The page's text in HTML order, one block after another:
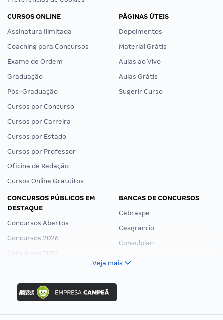
CURSOS ONLINE
Assinatura Ilimitada
Coaching para Concursos
Exame de Ordem
Graduação
Pós-Graduação
Cursos por Concurso
Cursos por Carreira
Cursos por Estado
Cursos por Professor
Oficina de Redação
Cursos Online Gratuitos
PÁGINAS ÚTEIS
Depoimentos
Material Grátis
Aulas ao Vivo
Aulas Grátis
Sugerir Curso
CONCURSOS PÚBLICOS EM
DESTAQUE
Concursos Abertos
Concursos 2026
Concursos 2025
Concurso Ibama
Concurso MPU
Editais publicados
BANCAS DE CONCURSOS
Cebraspe
Cesgranrio
Consulplan
Veja mais